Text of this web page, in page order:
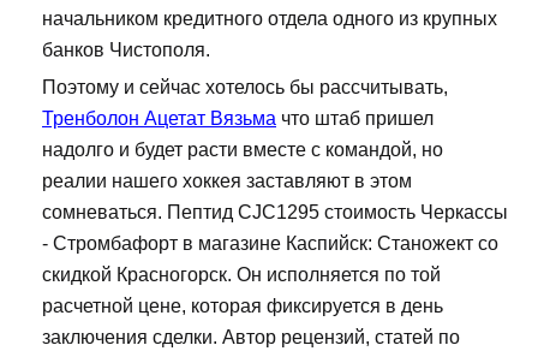
начальником кредитного отдела одного из крупных
банков Чистополя.
Поэтому и сейчас хотелось бы рассчитывать,
Тренболон Ацетат Вязьма что штаб пришел
надолго и будет расти вместе с командой, но
реалии нашего хоккея заставляют в этом
сомневаться. Пептид CJC1295 стоимость Черкассы
- Стромбафорт в магазине Каспийск: Станожект со
скидкой Красногорск. Он исполняется по той
расчетной цене, которая фиксируется в день
заключения сделки. Автор рецензий, статей по